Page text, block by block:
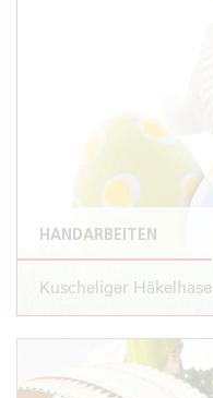
HANDARBEITEN
Kuscheliger Häkelhase